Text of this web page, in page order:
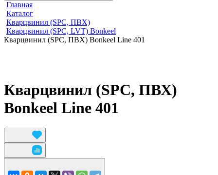
Главная
Каталог
Кварцвинил (SPC, ПВХ)
Кварцвинил (SPC, LVT) Bonkeel
Кварцвинил (SPC, ПВХ) Bonkeel Line 401
Кварцвинил (SPC, ПВХ)
Bonkeel Line 401